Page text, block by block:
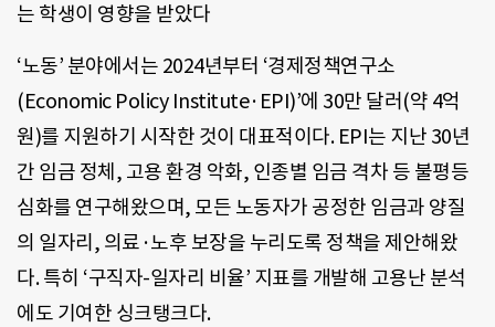
는 학생이 영향을 받았다
‘노동’ 분야에서는 2024년부터 ‘경제정책연구소
(Economic Policy Institute·EPI)’에 30만 달러(약 4억
원)를 지원하기 시작한 것이 대표적이다. EPI는 지난 30년
간 임금 정체, 고용 환경 악화, 인종별 임금 격차 등 불평등
심화를 연구해왔으며, 모든 노동자가 공정한 임금과 양질
의 일자리, 의료·노후 보장을 누리도록 정책을 제안해왔
다. 특히 ‘구직자-일자리 비율’ 지표를 개발해 고용난 분석
에도 기여한 싱크탱크다.